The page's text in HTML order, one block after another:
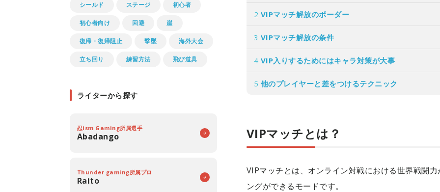
2 VIPマッチ解放のボーダー
3 VIPマッチ解放の条件
4 VIP入りするためにはキャラ対策が大事
5 他のプレイヤーと差をつけるテクニック
VIPマッチとは？
VIPマッチとは、オンライン対戦における世界戦闘
ングができるモードです。
シールド ステージ 初心者
初心者向け 回避 崖
復帰・復帰阻止 撃墜 海外大会
立ち回り 練習方法 飛び道具
ライターから探す
忍ism Gaming所属選手
Abadango
Thunder gaming所属プロ
Raito